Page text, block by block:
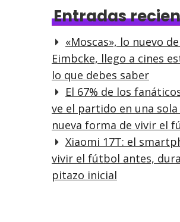
Entradas
«Moscas», lo nuevo
Eimbcke, llego a cines
lo que debes saber
El 67% de los
ve el partido en una
nueva forma de vivir el
Xiaomi 17T: el
vivir el fútbol antes,
pitazo inicial